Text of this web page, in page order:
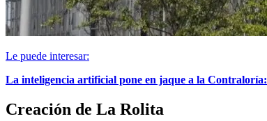
Le puede interesar:
La inteligencia artificial pone en jaque a la Contraloría:
Creación de La Rolita